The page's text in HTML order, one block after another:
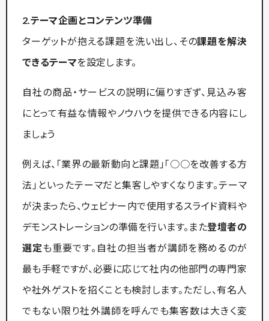
2.テーマ企画とコンテンツ準備
ターゲットが抱える課題を洗い出し、その課題を解決
できるテーマを設定します。​
自社の商品・サービスの説明に偏りすぎず、見込み客
にとって有益な情報やノウハウを提供できる内容にし
ましょう​
例えば、「業界の最新動向と課題」「○○を改善する方
法」といったテーマだと集客しやすくなります。テーマ
が決まったら、ウェビナー内で使用するスライド資料や
デモンストレーションの準備を行います。また登壇者の
選定も重要です。自社の担当者が講師を務めるのが
最も手軽ですが、必要に応じて社内の他部門の専門家
や社外ゲストを招くことも検討します。ただし、有名人
でもない限り社外講師を呼んでも集客数は大きく変